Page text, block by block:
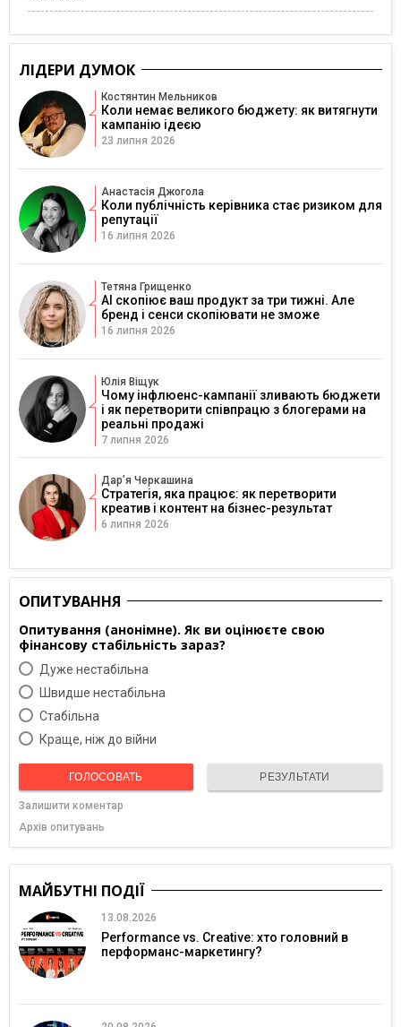
ЛІДЕРИ ДУМОК
Костянтин Мельников
Коли немає великого бюджету: як витягнути
кампанію ідеєю
23 липня 2026
Анастасія Джогола
Коли публічність керівника стає ризиком для
репутації
16 липня 2026
Тетяна Грищенко
AI скопіює ваш продукт за три тижні. Але
бренд і сенси скопіювати не зможе
16 липня 2026
Юлія Віщук
Чому інфлюенс-кампанії зливають бюджети
і як перетворити співпрацю з блогерами на
реальні продажі
7 липня 2026
Дарʼя Черкашина
Стратегія, яка працює: як перетворити
креатив і контент на бізнес-результат
6 липня 2026
ОПИТУВАННЯ
Опитування (анонімне). Як ви оцінюєте свою
фінансову стабільність зараз?
Дуже нестабільна
Швидше нестабільна
Cтабільна
Краще, ніж до війни
ГОЛОСОВАТЬ РЕЗУЛЬТАТИ
Залишити коментар
Архів опитувань
МАЙБУТНІ ПОДІЇ
13.08.2026
Performance vs. Creative: хто головний в
перформанс-маркетингу?